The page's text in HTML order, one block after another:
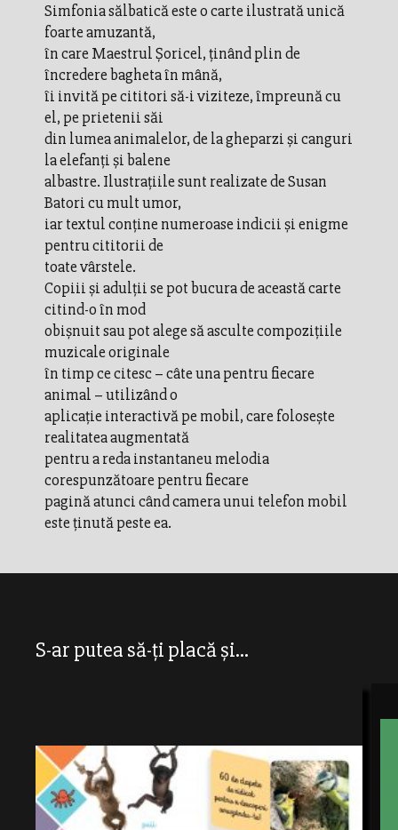
Simfonia sălbatică este o carte ilustrată unică
foarte amuzantă,
în care Maestrul Șoricel, ținând plin de
încredere bagheta în mână,
îi invită pe cititori să-i viziteze, împreună cu
el, pe prietenii săi
din lumea animalelor, de la gheparzi și canguri
la elefanți și balene
albastre. Ilustrațiile sunt realizate de Susan
Batori cu mult umor,
iar textul conține numeroase indicii și enigme
pentru cititorii de
toate vârstele.
Copiii și adulții se pot bucura de această carte
citind-o în mod
obișnuit sau pot alege să asculte compozițiile
muzicale originale
în timp ce citesc – câte una pentru fiecare
animal – utilizând o
aplicație interactivă pe mobil, care folosește
realitatea augmentată
pentru a reda instantaneu melodia
corespunzătoare pentru fiecare
pagină atunci când camera unui telefon mobil
este ținută peste ea.
S-ar putea să-ți placă și...